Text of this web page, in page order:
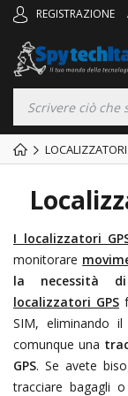
REGISTRAZIONE
I localizzatori
monitorare
la necessità
localizzatori GPS
SIM, eliminando
comunque una
GPS. Se avete
tracciare bagagli